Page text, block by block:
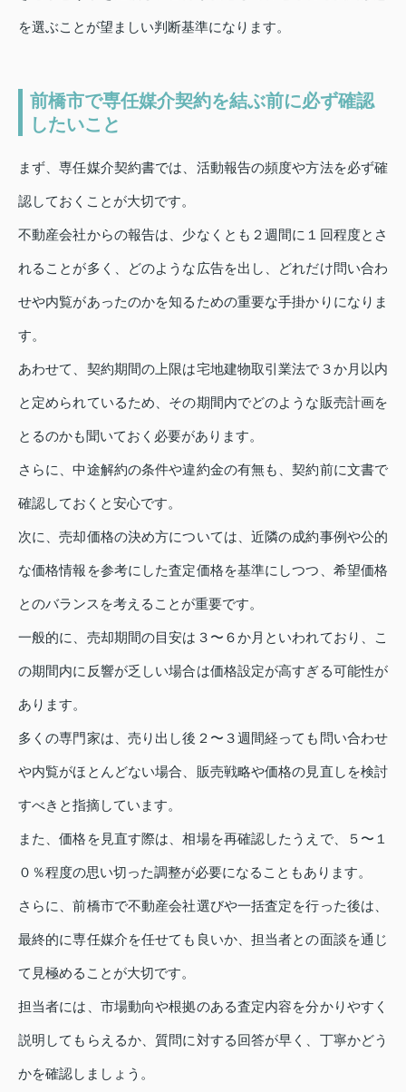
を選ぶことが望ましい判断基準になります。
前橋市で専任媒介契約を結ぶ前に必ず確認
したいこと
まず、専任媒介契約書では、活動報告の頻度や方法を必ず確
認しておくことが大切です。
不動産会社からの報告は、少なくとも２週間に１回程度とさ
れることが多く、どのような広告を出し、どれだけ問い合わ
せや内覧があったのかを知るための重要な手掛かりになりま
す。
あわせて、契約期間の上限は宅地建物取引業法で３か月以内
と定められているため、その期間内でどのような販売計画を
とるのかも聞いておく必要があります。
さらに、中途解約の条件や違約金の有無も、契約前に文書で
確認しておくと安心です。
次に、売却価格の決め方については、近隣の成約事例や公的
な価格情報を参考にした査定価格を基準にしつつ、希望価格
とのバランスを考えることが重要です。
一般的に、売却期間の目安は３〜６か月といわれており、こ
の期間内に反響が乏しい場合は価格設定が高すぎる可能性が
あります。
多くの専門家は、売り出し後２〜３週間経っても問い合わせ
や内覧がほとんどない場合、販売戦略や価格の見直しを検討
すべきと指摘しています。
また、価格を見直す際は、相場を再確認したうえで、５〜１
０％程度の思い切った調整が必要になることもあります。
さらに、前橋市で不動産会社選びや一括査定を行った後は、
最終的に専任媒介を任せても良いか、担当者との面談を通じ
て見極めることが大切です。
担当者には、市場動向や根拠のある査定内容を分かりやすく
説明してもらえるか、質問に対する回答が早く、丁寧かどう
かを確認しましょう。